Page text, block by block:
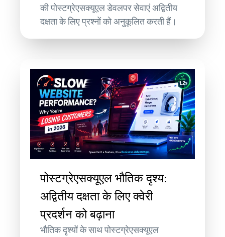
की पोस्टग्रेएसक्यूएल डेवलपर सेवाएं अद्वितीय
दक्षता के लिए प्रश्नों को अनुकूलित करती हैं।
पोस्टग्रेएसक्यूएल भौतिक दृश्य:
अद्वितीय दक्षता के लिए क्वेरी
प्रदर्शन को बढ़ाना
भौतिक दृश्यों के साथ पोस्टग्रेएसक्यूएल